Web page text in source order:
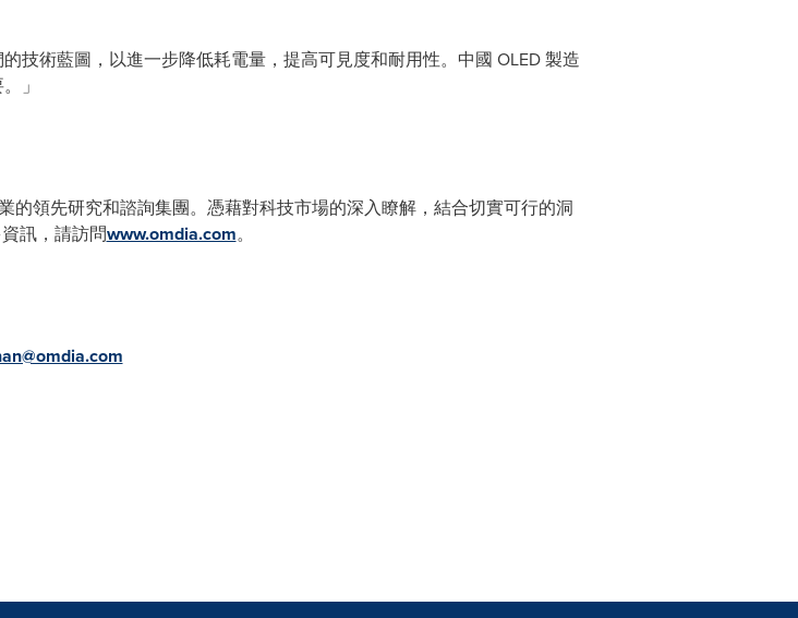
技術藍圖，以進一步降低耗電量，提高可見度和耐用性。中國 OLED 製造
」
的領先研究和諮詢集團。憑藉對科技市場的深入瞭解，結合切實可行的洞
訊，請訪問www.omdia.com。